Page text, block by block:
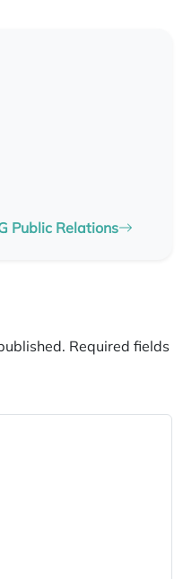
Public Relations
Required fields